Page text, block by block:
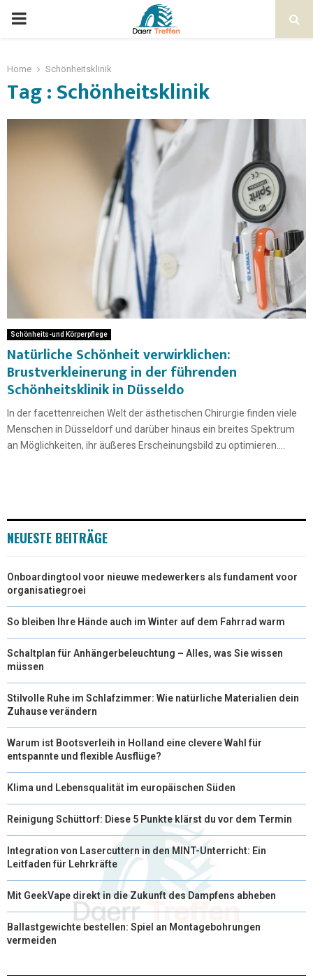
Home Schönheitsklinik
Tag : Schönheitsklinik
Schönheits-und Körperpflege
Natürliche Schönheit verwirklichen:
Brustverkleinerung in der führenden
Schönheitsklinik in Düsseldo
In der facettenreichen Welt der ästhetischen Chirurgie finden viele
Menschen in Düsseldorf und darüber hinaus ein breites Spektrum
an Möglichkeiten, ihr äußeres Erscheinungsbild zu optimieren....
NEUESTE BEITRÄGE
Onboardingtool voor nieuwe medewerkers als fundament voor
organisatiegroei
So bleiben Ihre Hände auch im Winter auf dem Fahrrad warm
Schaltplan für Anhängerbeleuchtung – Alles, was Sie wissen
müssen
Stilvolle Ruhe im Schlafzimmer: Wie natürliche Materialien dein
Zuhause verändern
Warum ist Bootsverleih in Holland eine clevere Wahl für
entspannte und flexible Ausflüge?
Klima und Lebensqualität im europäischen Süden
Reinigung Schüttorf: Diese 5 Punkte klärst du vor dem Termin
Integration von Lasercuttern in den MINT-Unterricht: Ein
Leitfaden für Lehrkräfte
Mit GeekVape direkt in die Zukunft des Dampfens abheben
Ballastgewichte bestellen: Spiel an Montagebohrungen
vermeiden